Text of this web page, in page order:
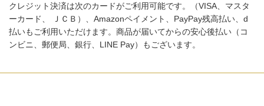
クレジット決済は次のカードがご利用可能です。（VISA、マスタ
ーカード、 ＪＣＢ）、Amazonペイメント、PayPay残高払い、d
払いもご利用いただけます。商品が届いてからの安心後払い（コ
ンビニ、郵便局、銀行、LINE Pay）もございます。